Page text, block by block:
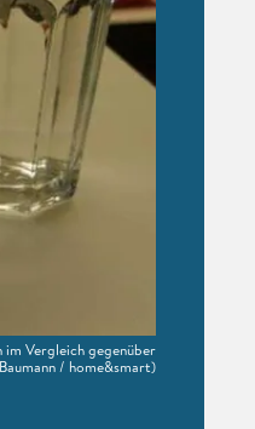
Vergleich gegenüber
/ home&smart)